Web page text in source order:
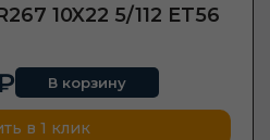
10X22 5/112 ET56
В корзину
в 1 клик